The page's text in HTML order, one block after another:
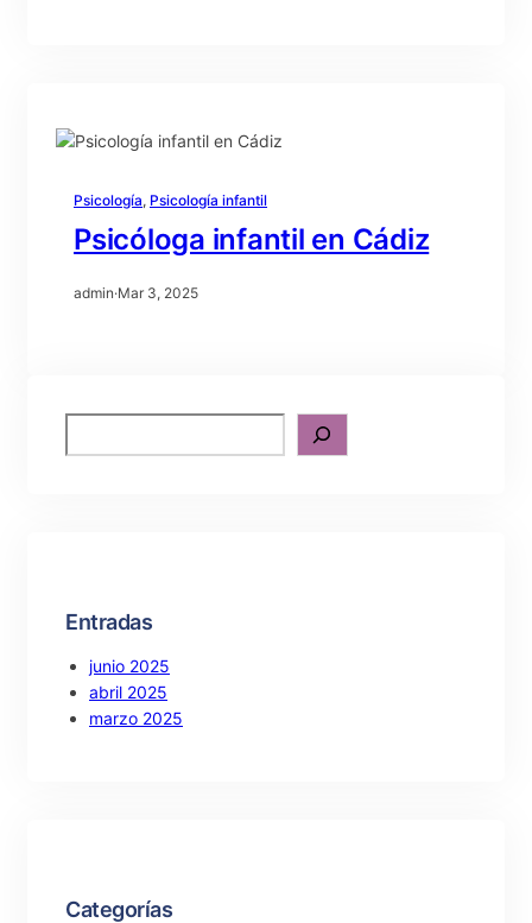
Psicología, Psicología infantil
Psicóloga infantil en Cádiz
admin·Mar 3, 2025
e
Entradas
junio 2025
abril 2025
marzo 2025
Categorías